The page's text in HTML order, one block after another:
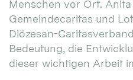
Menschen vor Ort.
Gemeindecaritas und
Diözesan-
Bedeutung, die
dieser wichtigen Arbeit